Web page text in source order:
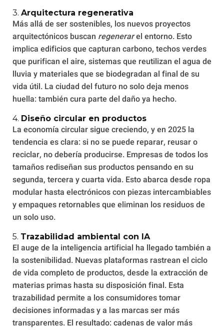
3. Arquitectura regenerativa
Más allá de ser sostenibles, los nuevos proyectos
arquitectónicos buscan regenerarel entorno. Esto
implica edificios que capturan carbono, techos verdes
que purifican el aire, sistemas que reutilizan el agua de
lluvia y materiales que se biodegradan al final de su
vida útil. La ciudad del futuro no solo deja menos
huella: también cura parte del daño ya hecho.
4. Diseño circular en productos
La economía circular sigue creciendo, y en 2025 la
tendencia es clara: si no se puede reparar, reusar o
reciclar, no debería producirse. Empresas de todos los
tamaños rediseñan sus productos pensando en su
segunda, tercera y cuarta vida. Esto abarca desde ropa
modular hasta electrónicos con piezas intercambiables
y empaques retornables que eliminan los residuos de
un solo uso.
5. Trazabilidad ambiental con IA
El auge de la inteligencia artificial ha llegado también a
la sostenibilidad. Nuevas plataformas rastrean el ciclo
de vida completo de productos, desde la extracción de
materias primas hasta su disposición final. Esta
trazabilidad permite a los consumidores tomar
decisiones informadas y a las marcas ser más
transparentes. El resultado: cadenas de valor más